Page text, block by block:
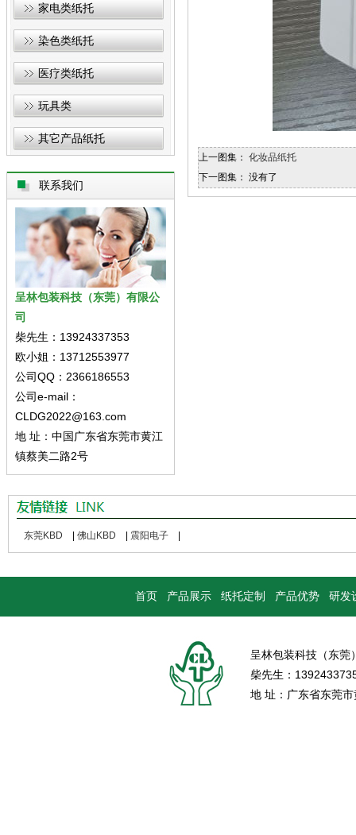
家电类纸托
染色类纸托
医疗类纸托
玩具类
其它产品纸托
联系我们
呈林包装科技（东莞）有限公
司
柴先生：13924337353
欧小姐：13712553977
公司QQ：2366186553
公司e-mail：
CLDG2022@163.com
地 址：中国广东省东莞市黄江
镇蔡美二路2号
上一图集： 化妆品纸托
下一图集： 没有了
东莞KBD 佛山KBD 震阳电子
首页 产品展示 纸托定制 产品优势 研发
呈林包装科技（东
柴先生：
地 址：广东省东莞